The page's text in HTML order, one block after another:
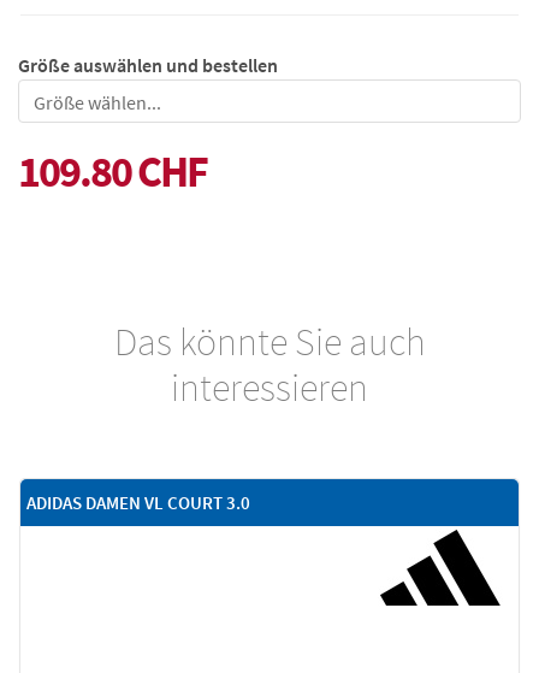
Größe auswählen und bestellen
Größe
109.80 CHF
Das könnte Sie auch
interessieren
ADIDAS DAMEN VL COURT 3.0